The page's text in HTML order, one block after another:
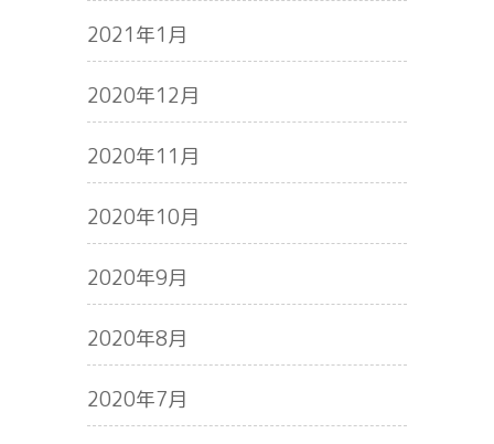
2021年1月
2020年12月
2020年11月
2020年10月
2020年9月
2020年8月
2020年7月